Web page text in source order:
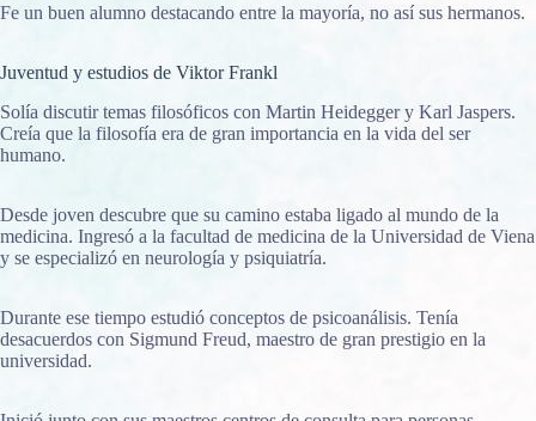
Fe un buen alumno destacando entre la mayoría, no así sus hermanos.
Juventud y estudios de Viktor Frankl
Solía discutir temas filosóficos con Martin Heidegger y Karl Jaspers.
Creía que la filosofía era de gran importancia en la vida del ser
humano.
Desde joven descubre que su camino estaba ligado al mundo de la
medicina. Ingresó a la facultad de medicina de la Universidad de Viena
y se especializó en neurología y psiquiatría.
Durante ese tiempo estudió conceptos de psicoanálisis. Tenía
desacuerdos con Sigmund Freud, maestro de gran prestigio en la
universidad.